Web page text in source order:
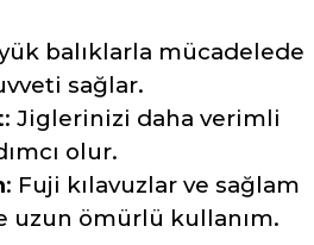
balıklarla mücadelede
sağlar.
: Jiglerinizi daha verimli
olur.
: Fuji kılavuzlar ve sağlam
uzun ömürlü kullanım.